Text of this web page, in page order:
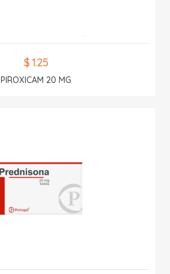
$ 1.25
PIROXICAM 20 MG